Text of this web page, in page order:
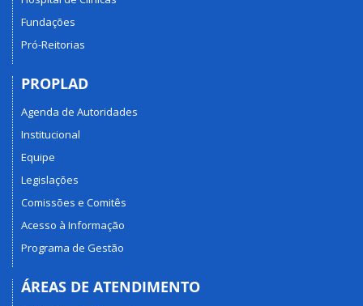
Fundações
Pró-Reitorias
PROPLAD
Agenda de Autoridades
Institucional
Equipe
Legislações
Comissões e Comitês
Acesso à Informação
Programa de Gestão
ÁREAS DE ATENDIMENTO